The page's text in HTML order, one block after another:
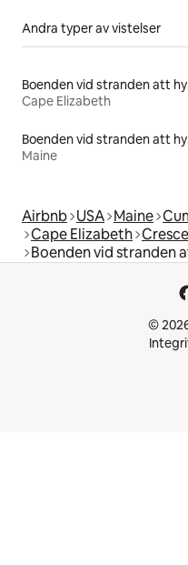
Andra typer av vistelser
Cape Elizabeth
Maine
Airbnb USA Maine
Cape Elizabeth
Boenden vid stranden
©